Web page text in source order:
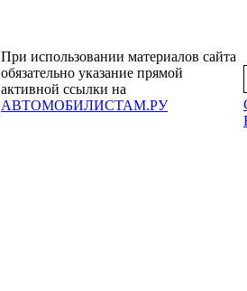
При использовании материалов сайта
обязательно указание прямой
активной ссылки на
АВТОМОБИЛИСТАМ.РУ